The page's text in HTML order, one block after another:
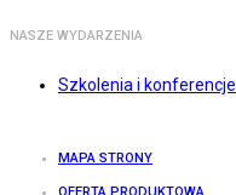
NASZE WYDARZENIA
Szkolenia i konferencje
MAPA STRONY